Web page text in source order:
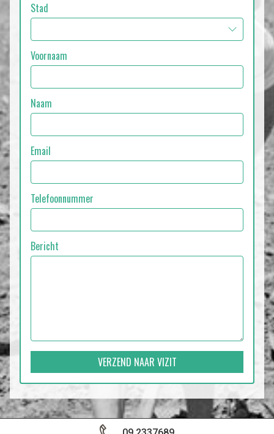
Stad
Voornaam
Naam
Email
Telefoonnummer
Bericht
VERZEND NAAR VIZIT